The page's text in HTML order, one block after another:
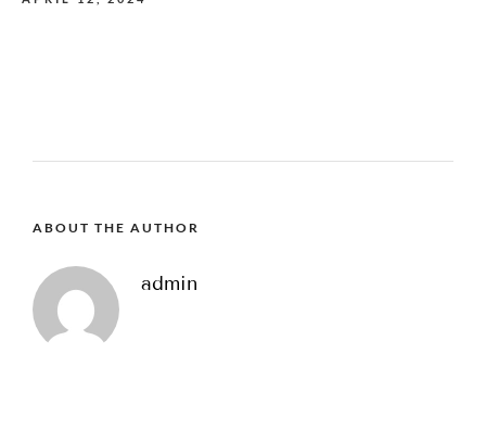
ABOUT THE AUTHOR
admin